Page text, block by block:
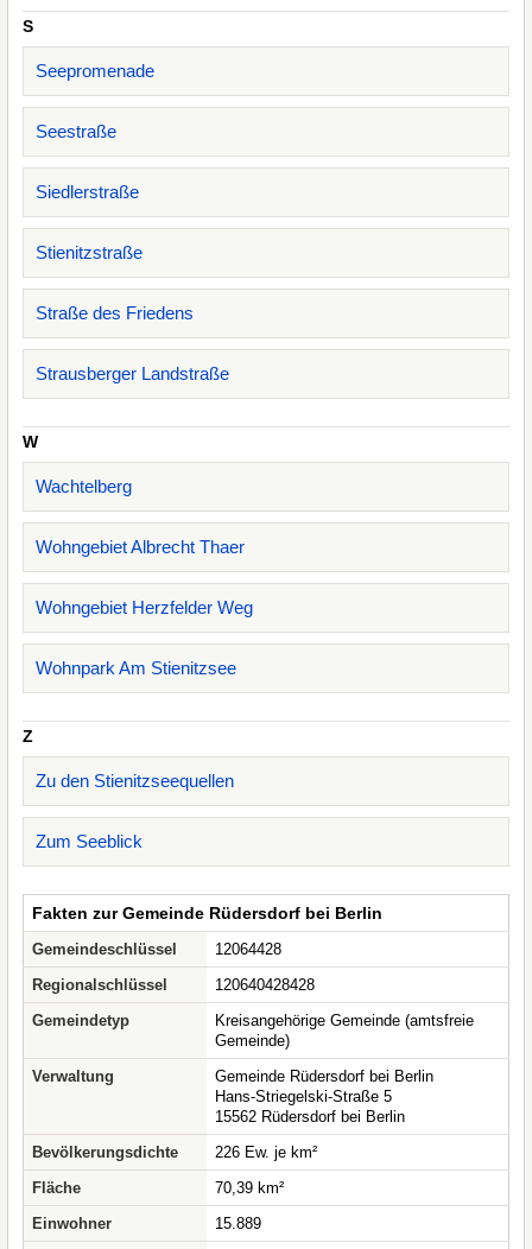
S
Seepromenade
Seestraße
Siedlerstraße
Stienitzstraße
Straße des Friedens
Strausberger Landstraße
W
Wachtelberg
Wohngebiet Albrecht Thaer
Wohngebiet Herzfelder Weg
Wohnpark Am Stienitzsee
Z
Zu den Stienitzseequellen
Zum Seeblick
Fakten zur Gemeinde Rüdersdorf bei Berlin
Gemeindeschlüssel
12064428
Regionalschlüssel
120640428428
Gemeindetyp
Kreisangehörige Gemeinde (amtsfreie
Gemeinde)
Verwaltung
Gemeinde Rüdersdorf bei Berlin
Hans-Striegelski-Straße 5
15562 Rüdersdorf bei Berlin
Bevölkerungsdichte
226 Ew. je km²
Fläche
70,39 km²
Einwohner
15.889